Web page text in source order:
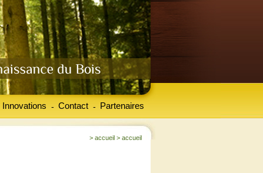
Innovations Contact
- Partenaires
-
> accueil > accueil